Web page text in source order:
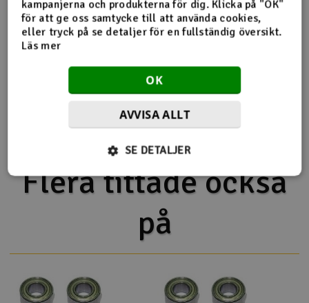
Presentkort
Fler detaljer
HS1218-01 Main Gear
Align T-Rex 450LP :: Komplett
Helipakke
Flera tittade också
på
kampanjerna och produkterna för dig. Klicka på "OK"
för att ge oss samtycke till att använda cookies,
eller tryck på se detaljer för en fullständig översikt.
Läs mer
OK
AVVISA ALLT
SE DETALJER